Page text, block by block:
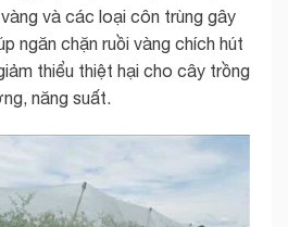
và các loại côn trùng gây
ngăn chặn ruồi vàng chích hút
thiểu thiệt hại cho cây trồng
năng suất.